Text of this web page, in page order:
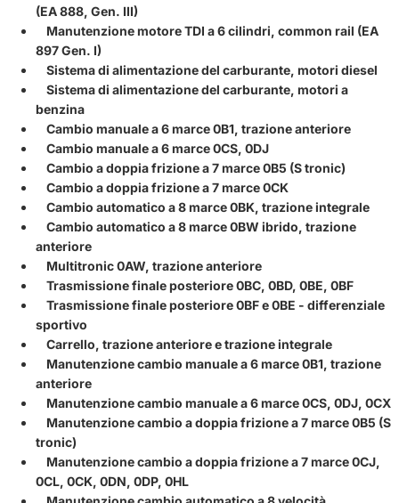
(EA 888, Gen. III)
Manutenzione motore TDI a 6 cilindri, common rail (EA
897 Gen. I)
Sistema di alimentazione del carburante, motori diesel
Sistema di alimentazione del carburante, motori a
benzina
Cambio manuale a 6 marce 0B1, trazione anteriore
Cambio manuale a 6 marce 0CS, 0DJ
Cambio a doppia frizione a 7 marce 0B5 (S tronic)
Cambio a doppia frizione a 7 marce 0CK
Cambio automatico a 8 marce 0BK, trazione integrale
Cambio automatico a 8 marce 0BW ibrido, trazione
anteriore
Multitronic 0AW, trazione anteriore
Trasmissione finale posteriore 0BC, 0BD, 0BE, 0BF
Trasmissione finale posteriore 0BF e 0BE - differenziale
sportivo
Carrello, trazione anteriore e trazione integrale
Manutenzione cambio manuale a 6 marce 0B1, trazione
anteriore
Manutenzione cambio manuale a 6 marce 0CS, 0DJ, 0CX
Manutenzione cambio a doppia frizione a 7 marce 0B5 (S
tronic)
Manutenzione cambio a doppia frizione a 7 marce 0CJ,
0CL, 0CK, 0DN, 0DP, 0HL